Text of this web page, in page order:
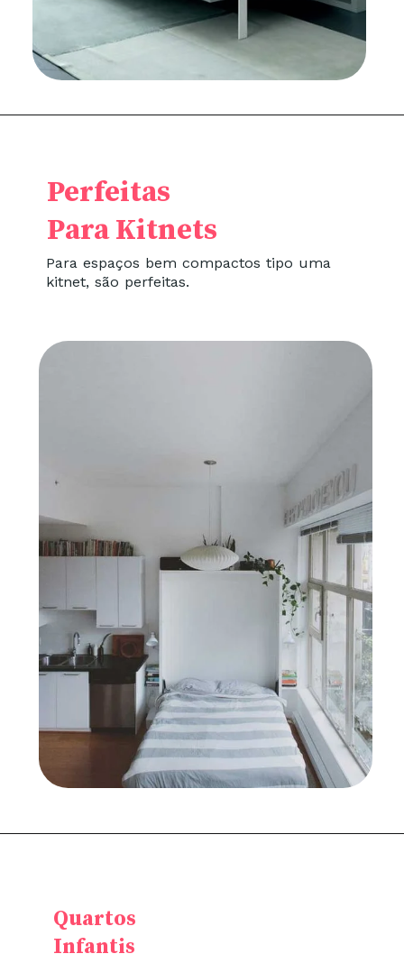
Para espaços bem compactos tipo uma
kitnet, são perfeitas.
Perfeitas
Para Kitnets
Quartos
Infantis